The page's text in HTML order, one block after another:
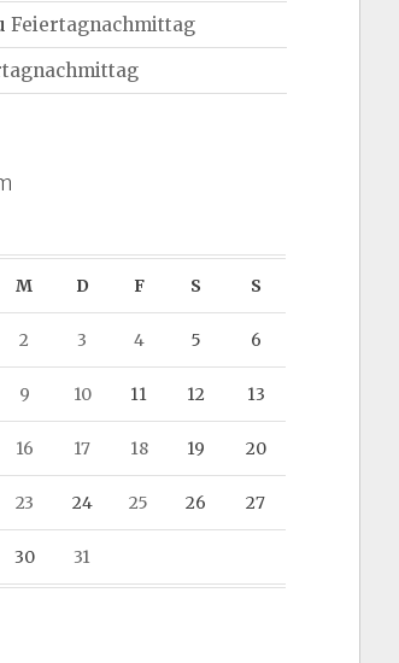
Feiertagnachmittag
M D F S S
2 3 4 5 6
9 10 11 12 13
16 17 18 19 20
23 24 25 26 27
30 31